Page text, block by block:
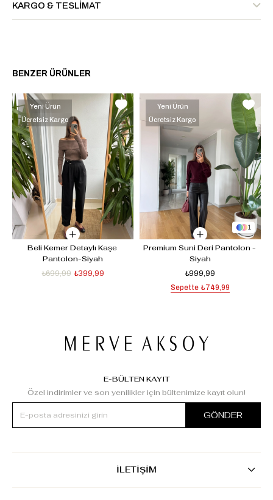
KARGO & TESLIMAT
BENZER ÜRÜNLER
Beli Kemer Detaylı Kaşe
Pantolon-Siyah
₺399,99
₺699,99
Yeni Ürün
Ücretsiz Kargo
1
Premium Suni Deri Pantolon -
Siyah
₺999,99
Sepette ₺749,99
Yeni Ürün
Ücretsiz Kargo
E-BÜLTEN KAYIT
Özel indirimler ve son yenilikler için bültenimize kayıt olun!
GÖNDER
İLETİŞİM